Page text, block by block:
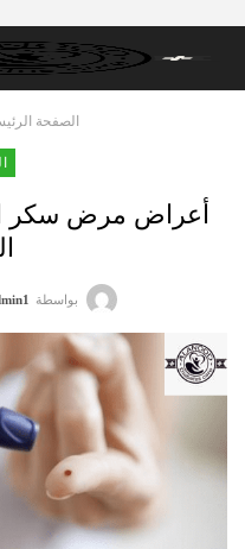
الصفحة
أعراض مرض سكر
بواسطة